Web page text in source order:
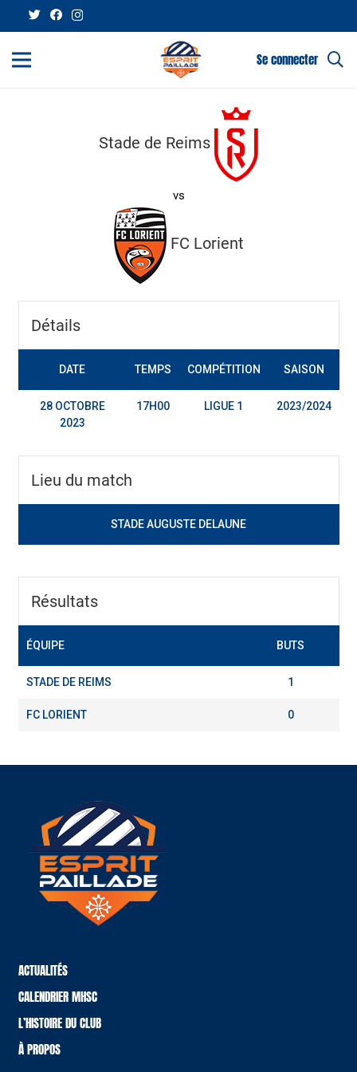
Se connecter
Stade de Reims
vs
FC Lorient
Détails
DATE TEMPS COMPÉTITION SAISON
28 OCTOBRE
2023
17H00 LIGUE 1 2023/2024
Lieu du match
STADE AUGUSTE DELAUNE
Résultats
ÉQUIPE BUTS
STADE DE REIMS 1
FC LORIENT 0
ACTUALITÉS
CALENDRIER MHSC
L’HISTOIRE DU CLUB
À PROPOS